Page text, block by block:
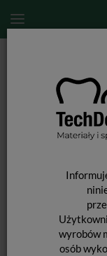
wyrobów
osób
GIPSY